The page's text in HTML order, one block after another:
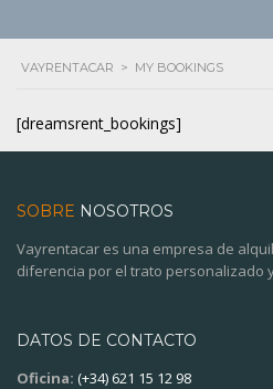
VAYRENTACAR > MY BOOKINGS
[dreamsrent_bookings]
SOBRE NOSOTROS
Vayrentacar es una empresa de
diferencia por el trato personalizado
DATOS DE CONTACTO
Oficina: (+34) 621 15 12 98